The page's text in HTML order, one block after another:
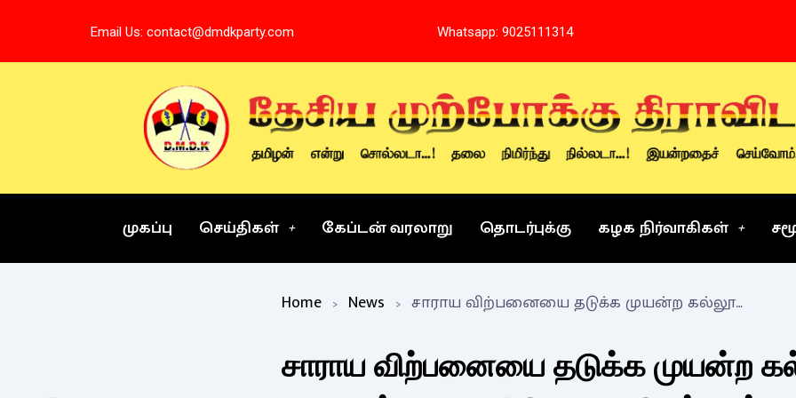
Email Us: contact@dmdkparty.com Whatsapp: 9025111314
முகப்பு செய்திகள் கேப்டன் வரலாறு தொடர்புக்கு கழக நிர்வாகிகள்
Home News சாராய விற்பனையை தடுக்க முயன்ற கல்லூரி மாணவர்களை படுகொலை செய்தவர்களுக்கு குற்றம் நிரூபணம் ஆனவுடன் மரண தண்டனை வழங்க வேண்டி அறிக்கை
சாராய விற்பனையை தடுக்க முயன்ற